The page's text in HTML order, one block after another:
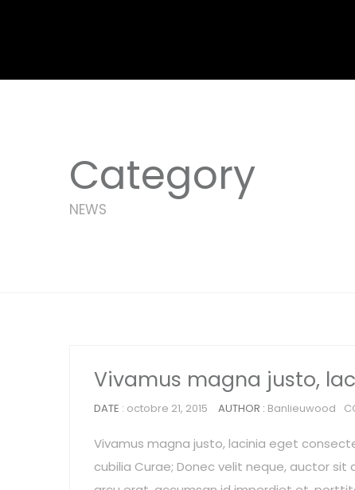
Category
NEWS
Vivamus magna justo,
DATE : octobre 21, 2015 AUTHOR : Banlieuwood
Vivamus magna justo, lacinia eget
cubilia Curae; Donec velit neque, auctor